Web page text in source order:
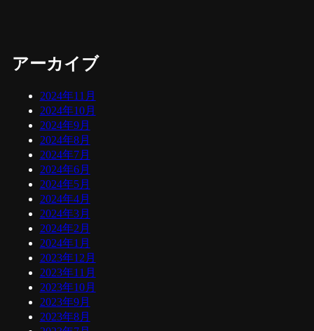
アーカイブ
2024年11月
2024年10月
2024年9月
2024年8月
2024年7月
2024年6月
2024年5月
2024年4月
2024年3月
2024年2月
2024年1月
2023年12月
2023年11月
2023年10月
2023年9月
2023年8月